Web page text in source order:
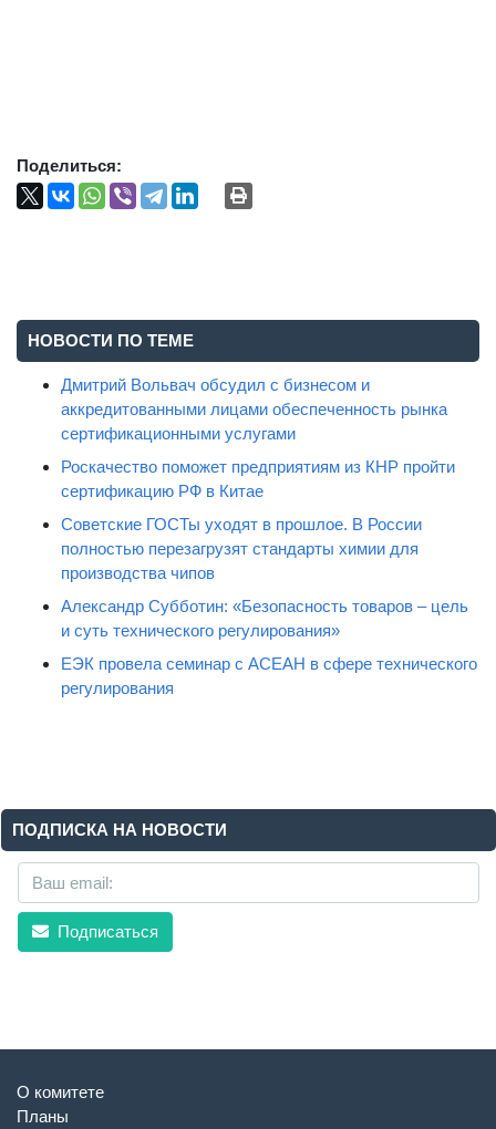
Поделиться:
НОВОСТИ ПО ТЕМЕ
Дмитрий Вольвач обсудил с бизнесом и
аккредитованными лицами обеспеченность рынка
сертификационными услугами
Роскачество поможет предприятиям из КНР пройти
сертификацию РФ в Китае
Советские ГОСТы уходят в прошлое. В России
полностью перезагрузят стандарты химии для
производства чипов
Александр Субботин: «Безопасность товаров – цель
и суть технического регулирования»
ЕЭК провела семинар с АСЕАН в сфере технического
регулирования
ПОДПИСКА НА НОВОСТИ
Подписаться
О комитете
Планы